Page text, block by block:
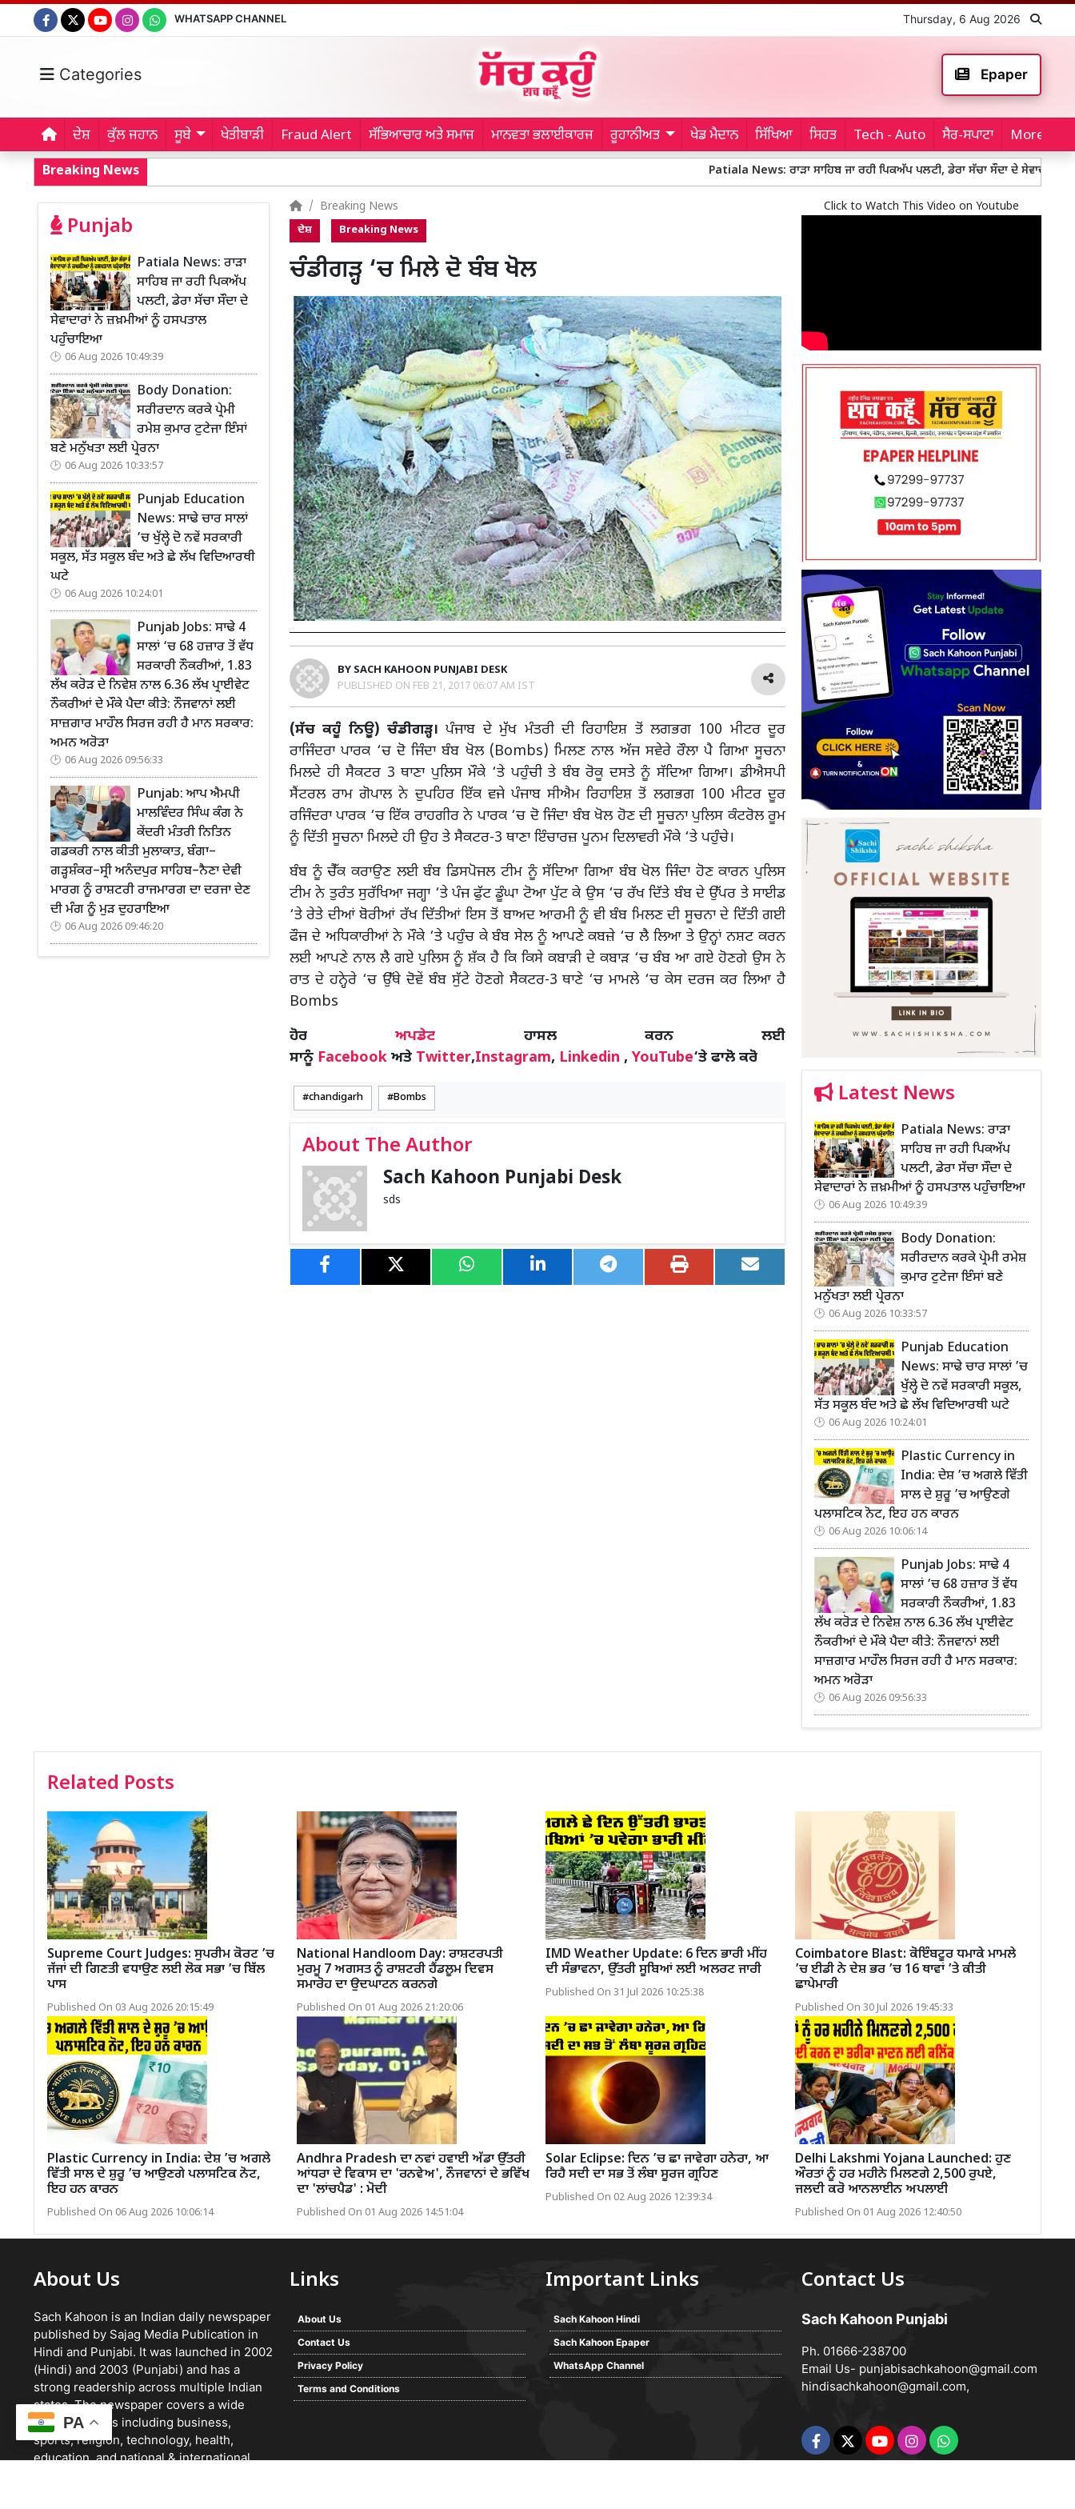
WHATSAPP CHANNEL Thursday, 6 Aug 2026
Categories Epaper
ਦੇਸ਼ ਕੁੱਲ ਜਹਾਨ ਸੂਬੇ ਖੇਤੀਬਾੜੀ Fraud Alert ਸੱਭਿਆਚਾਰ ਅਤੇ ਸਮਾਜ ਮਾਨਵਤਾ ਭਲਾਈਕਾਰਜ ਰੂਹਾਨੀਅਤ ਖੇਡ ਮੈਦਾਨ ਸਿੱਖਿਆ ਸਿਹਤ Tech - Auto ਸੈਰ-ਸਪਾਟਾ More...
Breaking News Patiala News: ਰਾੜਾ ਸਾਹਿਬ ਜਾ ਰਹੀ ਪਿਕਅੱਪ ਪਲਟੀ, ਡੇਰਾ ਸੱਚਾ ਸੌਦਾ ਦੇ ਸੇਵਾਦਾਰਾਂ ਨੇ ਜ਼ਖ਼ਮੀਆਂ
Punjab
Patiala News: ਰਾੜਾ
ਸਾਹਿਬ ਜਾ ਰਹੀ ਪਿਕਅੱਪ
ਪਲਟੀ, ਡੇਰਾ ਸੱਚਾ ਸੌਦਾ ਦੇ
ਸੇਵਾਦਾਰਾਂ ਨੇ ਜ਼ਖ਼ਮੀਆਂ ਨੂੰ ਹਸਪਤਾਲ
ਪਹੁੰਚਾਇਆ
06 Aug 2026 10:49:39
Body Donation:
ਸਰੀਰਦਾਨ ਕਰਕੇ ਪ੍ਰੇਮੀ
ਰਮੇਸ਼ ਕੁਮਾਰ ਟੁਟੇਜਾ ਇੰਸਾਂ
ਬਣੇ ਮਨੁੱਖਤਾ ਲਈ ਪ੍ਰੇਰਨਾ
06 Aug 2026 10:33:57
Punjab Education
News: ਸਾਢੇ ਚਾਰ ਸਾਲਾਂ
’ਚ ਖੁੱਲ੍ਹੇ ਦੋ ਨਵੇਂ ਸਰਕਾਰੀ
ਸਕੂਲ, ਸੱਤ ਸਕੂਲ ਬੰਦ ਅਤੇ ਛੇ ਲੱਖ ਵਿਦਿਆਰਥੀ
ਘਟੇ
06 Aug 2026 10:24:01
Punjab Jobs: ਸਾਢੇ 4
ਸਾਲਾਂ ‘ਚ 68 ਹਜ਼ਾਰ ਤੋਂ ਵੱਧ
ਸਰਕਾਰੀ ਨੌਕਰੀਆਂ, 1.83
ਲੱਖ ਕਰੋੜ ਦੇ ਨਿਵੇਸ਼ ਨਾਲ 6.36 ਲੱਖ ਪ੍ਰਾਈਵੇਟ
ਨੌਕਰੀਆਂ ਦੇ ਮੌਕੇ ਪੈਦਾ ਕੀਤੇ: ਨੌਜਵਾਨਾਂ ਲਈ
ਸਾਜ਼ਗਾਰ ਮਾਹੌਲ ਸਿਰਜ ਰਹੀ ਹੈ ਮਾਨ ਸਰਕਾਰ:
ਅਮਨ ਅਰੋੜਾ
06 Aug 2026 09:56:33
Punjab: ਆਪ ਐਮਪੀ
ਮਾਲਵਿੰਦਰ ਸਿੰਘ ਕੰਗ ਨੇ
ਕੇਂਦਰੀ ਮੰਤਰੀ ਨਿਤਿਨ
ਗਡਕਰੀ ਨਾਲ ਕੀਤੀ ਮੁਲਾਕਾਤ, ਬੰਗਾ–
ਗੜ੍ਹਸ਼ੰਕਰ–ਸ੍ਰੀ ਅਨੰਦਪੁਰ ਸਾਹਿਬ–ਨੈਣਾ ਦੇਵੀ
ਮਾਰਗ ਨੂੰ ਰਾਸ਼ਟਰੀ ਰਾਜਮਾਰਗ ਦਾ ਦਰਜਾ ਦੇਣ
ਦੀ ਮੰਗ ਨੂੰ ਮੁੜ ਦੁਹਰਾਇਆ
06 Aug 2026 09:46:20
Breaking News
ਦੇਸ਼ Breaking News
ਚੰਡੀਗੜ੍ਹ ‘ਚ ਮਿਲੇ ਦੋ ਬੰਬ ਖੋਲ
BY SACH KAHOON PUNJABI DESK
PUBLISHED ON FEB 21, 2017 06:07 AM IST
(ਸੱਚ ਕਹੂੰ ਨਿਊ) ਚੰਡੀਗੜ੍ਹ। ਪੰਜਾਬ ਦੇ ਮੁੱਖ ਮੰਤਰੀ ਦੀ ਰਿਹਾਇਸ਼ ਤੋਂ ਲਗਭਗ 100 ਮੀਟਰ ਦੂਰ
ਰਾਜਿੰਦਰਾ ਪਾਰਕ ‘ਚ ਦੋ ਜਿੰਦਾ ਬੰਬ ਖੋਲ (Bombs) ਮਿਲਣ ਨਾਲ ਅੱਜ ਸਵੇਰੇ ਰੌਲਾ ਪੈ ਗਿਆ ਸੂਚਨਾ
ਮਿਲਦੇ ਹੀ ਸੈਕਟਰ 3 ਥਾਣਾ ਪੁਲਿਸ ਮੌਕੇ ‘ਤੇ ਪਹੁੰਚੀ ਤੇ ਬੰਬ ਰੋਕੂ ਦਸਤੇ ਨੂੰ ਸੱਦਿਆ ਗਿਆ। ਡੀਐਸਪੀ
ਸੈਂਟਰਲ ਰਾਮ ਗੋਪਾਲ ਨੇ ਦੁਪਹਿਰ ਇੱਕ ਵਜੇ ਪੰਜਾਬ ਸੀਐਮ ਰਿਹਾਇਸ਼ ਤੋਂ ਲਗਭਗ 100 ਮੀਟਰ ਦੂਰ
ਰਜਿੰਦਰਾ ਪਾਰਕ ‘ਚ ਇੱਕ ਰਾਹਗੀਰ ਨੇ ਪਾਰਕ ‘ਚ ਦੋ ਜਿੰਦਾ ਬੰਬ ਖੋਲ ਹੋਣ ਦੀ ਸੂਚਨਾ ਪੁਲਿਸ ਕੰਟਰੋਲ ਰੂਮ
ਨੂੰ ਦਿੱਤੀ ਸੂਚਨਾ ਮਿਲਦੇ ਹੀ ਉਹ ਤੇ ਸੈਕਟਰ-3 ਥਾਣਾ ਇੰਚਾਰਜ਼ ਪੂਨਮ ਦਿਲਾਵਰੀ ਮੌਕੇ ‘ਤੇ ਪਹੁੰਚੇ।
ਬੰਬ ਨੂੰ ਚੈੱਕ ਕਰਾਉਣ ਲਈ ਬੰਬ ਡਿਸਪੋਜਲ ਟੀਮ ਨੂੰ ਸੱਦਿਆ ਗਿਆ ਬੰਬ ਖੋਲ ਜਿੰਦਾ ਹੋਣ ਕਾਰਨ ਪੁਲਿਸ
ਟੀਮ ਨੇ ਤੁਰੰਤ ਸੁਰੱਖਿਆ ਜਗ੍ਹਾ ‘ਤੇ ਪੰਜ ਫੁੱਟ ਡੂੰਘਾ ਟੋਆ ਪੁੱਟ ਕੇ ਉਸ ‘ਚ ਰੱਖ ਦਿੱਤੇ ਬੰਬ ਦੇ ਉੱਪਰ ਤੇ ਸਾਈਡ
‘ਤੇ ਰੇਤੇ ਦੀਆਂ ਬੋਰੀਆਂ ਰੱਖ ਦਿੱਤੀਆਂ ਇਸ ਤੋਂ ਬਾਅਦ ਆਰਮੀ ਨੂੰ ਵੀ ਬੰਬ ਮਿਲਣ ਦੀ ਸੂਚਨਾ ਦੇ ਦਿੱਤੀ ਗਈ
ਫੌਜ ਦੇ ਅਧਿਕਾਰੀਆਂ ਨੇ ਮੌਕੇ ‘ਤੇ ਪਹੁੰਚ ਕੇ ਬੰਬ ਸੇਲ ਨੂੰ ਆਪਣੇ ਕਬਜ਼ੇ ‘ਚ ਲੈ ਲਿਆ ਤੇ ਉਨ੍ਹਾਂ ਨਸ਼ਟ ਕਰਨ
ਲਈ ਆਪਣੇ ਨਾਲ ਲੈ ਗਏ ਪੁਲਿਸ ਨੂੰ ਸ਼ੱਕ ਹੈ ਕਿ ਕਿਸੇ ਕਬਾੜੀ ਦੇ ਕਬਾੜ ‘ਚ ਬੰਬ ਆ ਗਏ ਹੋਣਗੇ ਉਸ ਨੇ
ਰਾਤ ਦੇ ਹਨ੍ਹੇਰੇ ‘ਚ ਉੱਥੇ ਦੋਵੇਂ ਬੰਬ ਸੁੱਟੇ ਹੋਣਗੇ ਸੈਕਟਰ-3 ਥਾਣੇ ‘ਚ ਮਾਮਲੇ ‘ਚ ਕੇਸ ਦਰਜ ਕਰ ਲਿਆ ਹੈ
Bombs
ਹੋਰਅਪਡੇਟ ਹਾਸਲ ਕਰਨ ਲਈ
ਸਾਨੂੰ Facebook ਅਤੇ Twitter,Instagram, Linkedin , YouTube‘ਤੇ ਫਾਲੋ ਕਰੋ
chandigarh Bombs
About The Author
Sach Kahoon Punjabi Desk
sds
Click to Watch This Video on Youtube
Latest News
Patiala News: ਰਾੜਾ
ਸਾਹਿਬ ਜਾ ਰਹੀ ਪਿਕਅੱਪ
ਪਲਟੀ, ਡੇਰਾ ਸੱਚਾ ਸੌਦਾ ਦੇ
ਸੇਵਾਦਾਰਾਂ ਨੇ ਜ਼ਖ਼ਮੀਆਂ ਨੂੰ ਹਸਪਤਾਲ ਪਹੁੰਚਾਇਆ
06 Aug 2026 10:49:39
Body Donation:
ਸਰੀਰਦਾਨ ਕਰਕੇ ਪ੍ਰੇਮੀ ਰਮੇਸ਼
ਕੁਮਾਰ ਟੁਟੇਜਾ ਇੰਸਾਂ ਬਣੇ
ਮਨੁੱਖਤਾ ਲਈ ਪ੍ਰੇਰਨਾ
06 Aug 2026 10:33:57
Punjab Education
News: ਸਾਢੇ ਚਾਰ ਸਾਲਾਂ ’ਚ
ਖੁੱਲ੍ਹੇ ਦੋ ਨਵੇਂ ਸਰਕਾਰੀ ਸਕੂਲ,
ਸੱਤ ਸਕੂਲ ਬੰਦ ਅਤੇ ਛੇ ਲੱਖ ਵਿਦਿਆਰਥੀ ਘਟੇ
06 Aug 2026 10:24:01
Plastic Currency in
India: ਦੇਸ਼ ’ਚ ਅਗਲੇ ਵਿੱਤੀ
ਸਾਲ ਦੇ ਸ਼ੁਰੂ ’ਚ ਆਉਣਗੇ
ਪਲਾਸਟਿਕ ਨੋਟ, ਇਹ ਹਨ ਕਾਰਨ
06 Aug 2026 10:06:14
Punjab Jobs: ਸਾਢੇ 4
ਸਾਲਾਂ ‘ਚ 68 ਹਜ਼ਾਰ ਤੋਂ ਵੱਧ
ਸਰਕਾਰੀ ਨੌਕਰੀਆਂ, 1.83
ਲੱਖ ਕਰੋੜ ਦੇ ਨਿਵੇਸ਼ ਨਾਲ 6.36 ਲੱਖ ਪ੍ਰਾਈਵੇਟ
ਨੌਕਰੀਆਂ ਦੇ ਮੌਕੇ ਪੈਦਾ ਕੀਤੇ: ਨੌਜਵਾਨਾਂ ਲਈ
ਸਾਜ਼ਗਾਰ ਮਾਹੌਲ ਸਿਰਜ ਰਹੀ ਹੈ ਮਾਨ ਸਰਕਾਰ:
ਅਮਨ ਅਰੋੜਾ
06 Aug 2026 09:56:33
Related Posts
Supreme Court Judges: ਸੁਪਰੀਮ ਕੋਰਟ ’ਚ
ਜੱਜਾਂ ਦੀ ਗਿਣਤੀ ਵਧਾਉਣ ਲਈ ਲੋਕ ਸਭਾ ’ਚ ਬਿੱਲ
ਪਾਸ
Published On 03 Aug 2026 20:15:49
National Handloom Day: ਰਾਸ਼ਟਰਪਤੀ
ਮੁਰਮੂ 7 ਅਗਸਤ ਨੂੰ ਰਾਸ਼ਟਰੀ ਹੈਂਡਲੂਮ ਦਿਵਸ
ਸਮਾਰੋਹ ਦਾ ਉਦਘਾਟਨ ਕਰਨਗੇ
Published On 01 Aug 2026 21:20:06
IMD Weather Update: 6 ਦਿਨ ਭਾਰੀ ਮੀਂਹ
ਦੀ ਸੰਭਾਵਨਾ, ਉੱਤਰੀ ਸੂਬਿਆਂ ਲਈ ਅਲਰਟ ਜਾਰੀ
Published On 31 Jul 2026 10:25:38
Coimbatore Blast: ਕੋਇੰਬਟੂਰ ਧਮਾਕੇ ਮਾਮਲੇ
’ਚ ਈਡੀ ਨੇ ਦੇਸ਼ ਭਰ ’ਚ 16 ਥਾਵਾਂ ’ਤੇ ਕੀਤੀ
ਛਾਪੇਮਾਰੀ
Published On 30 Jul 2026 19:45:33
Plastic Currency in India: ਦੇਸ਼ ’ਚ ਅਗਲੇ
ਵਿੱਤੀ ਸਾਲ ਦੇ ਸ਼ੁਰੂ ’ਚ ਆਉਣਗੇ ਪਲਾਸਟਿਕ ਨੋਟ,
ਇਹ ਹਨ ਕਾਰਨ
Published On 06 Aug 2026 10:06:14
Andhra Pradesh ਦਾ ਨਵਾਂ ਹਵਾਈ ਅੱਡਾ ਉੱਤਰੀ
ਆਂਧਰਾ ਦੇ ਵਿਕਾਸ ਦਾ 'ਰਨਵੇਅ', ਨੌਜਵਾਨਾਂ ਦੇ ਭਵਿੱਖ
ਦਾ 'ਲਾਂਚਪੈਡ' : ਮੋਦੀ
Published On 01 Aug 2026 14:51:04
Solar Eclipse: ਦਿਨ ’ਚ ਛਾ ਜਾਵੇਗਾ ਹਨੇਰਾ, ਆ
ਰਿਹੈ ਸਦੀ ਦਾ ਸਭ ਤੋਂ ਲੰਬਾ ਸੂਰਜ ਗ੍ਰਹਿਣ
Published On 02 Aug 2026 12:39:34
Delhi Lakshmi Yojana Launched: ਹੁਣ
ਔਰਤਾਂ ਨੂੰ ਹਰ ਮਹੀਨੇ ਮਿਲਣਗੇ 2,500 ਰੁਪਏ,
ਜਲਦੀ ਕਰੋ ਆਨਲਾਈਨ ਅਪਲਾਈ
Published On 01 Aug 2026 12:40:50
About Us
Sach Kahoon is an Indian daily newspaper
published by Sajag Media Publication in
Hindi and Punjabi. It was launched in 2002
(Hindi) and 2003 (Punjabi) and has a
strong readership across multiple Indian
states. The newspaper covers a wide
range of topics including business,
sports, religion, technology, health,
education, and national & international
Links
About Us
Contact Us
Privacy Policy
Terms and Conditions
Important Links
Sach Kahoon Hindi
Sach Kahoon Epaper
WhatsApp Channel
Contact Us
Sach Kahoon Punjabi
Ph. 01666-238700
Email Us- punjabisachkahoon@gmail.com
hindisachkahoon@gmail.com,
PA